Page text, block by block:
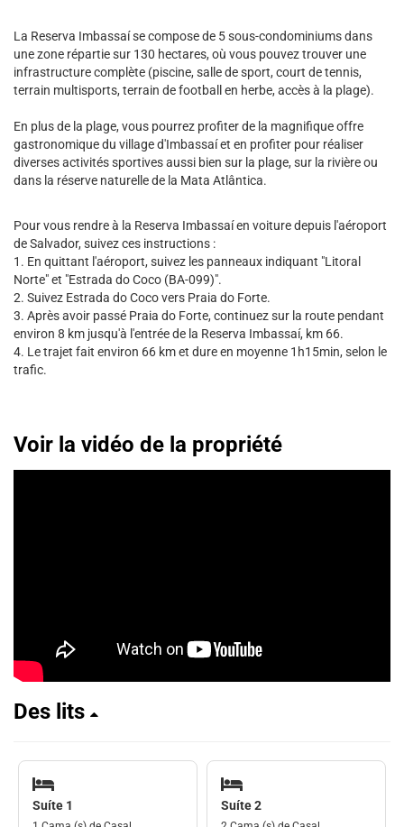
La Reserva Imbassaí se compose de 5 sous-condominiums dans
une zone répartie sur 130 hectares, où vous pouvez trouver une
infrastructure complète (piscine, salle de sport, court de tennis,
terrain multisports, terrain de football en herbe, accès à la plage).
En plus de la plage, vous pourrez profiter de la magnifique offre
gastronomique du village d'Imbassaí et en profiter pour réaliser
diverses activités sportives aussi bien sur la plage, sur la rivière ou
dans la réserve naturelle de la Mata Atlântica.
Pour vous rendre à la Reserva Imbassaí en voiture depuis l'aéroport
de Salvador, suivez ces instructions :
1. En quittant l'aéroport, suivez les panneaux indiquant "Litoral
Norte" et "Estrada do Coco (BA-099)".
2. Suivez Estrada do Coco vers Praia do Forte.
3. Après avoir passé Praia do Forte, continuez sur la route pendant
environ 8 km jusqu'à l'entrée de la Reserva Imbassaí, km 66.
4. Le trajet fait environ 66 km et dure en moyenne 1h15min, selon le
trafic.
Voir la vidéo de la propriété
Des lits
Suíte 1 Suíte 2